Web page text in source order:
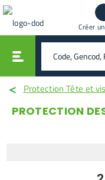
Créer
rechercher
Protection Tête et
PROTECTION